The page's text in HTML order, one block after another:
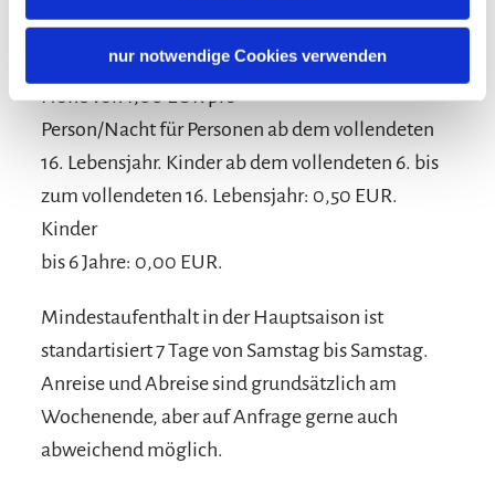
nur notwendige Cookies verwenden
Die genannten Preise sind zzgl. Kurbeitrag in
Höhe von 1,00 EUR pro
Person/Nacht für Personen ab dem vollendeten
16. Lebensjahr. Kinder ab dem vollendeten 6. bis
zum vollendeten 16. Lebensjahr: 0,50 EUR.
Kinder
bis 6 Jahre: 0,00 EUR.
Mindestaufenthalt in der Hauptsaison ist
standartisiert 7 Tage von Samstag bis Samstag.
Anreise und Abreise sind grundsätzlich am
Wochenende, aber auf Anfrage gerne auch
abweichend möglich.